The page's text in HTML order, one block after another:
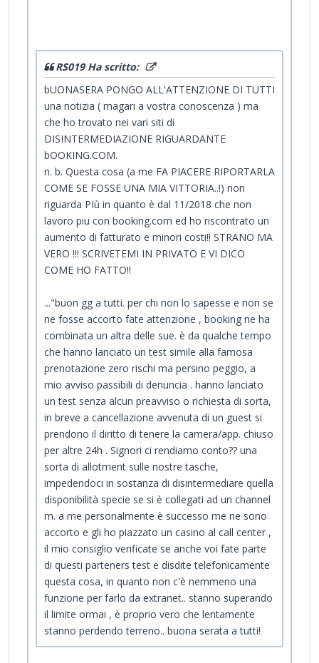
RS019 Ha scritto:
bUONASERA PONGO ALL'ATTENZIONE DI TUTTI
una notizia ( magari a vostra conoscenza ) ma
che ho trovato nei vari siti di
DISINTERMEDIAZIONE RIGUARDANTE
bOOKING.COM.
n. b. Questa cosa (a me FA PIACERE RIPORTARLA
COME SE FOSSE UNA MIA VITTORIA..!) non
riguarda PIù in quanto è dal 11/2018 che non
lavoro piu con booking.com ed ho riscontrato un
aumento di fatturato e minori costi!! STRANO MA
VERO !!! SCRIVETEMI IN PRIVATO E VI DICO
COME HO FATTO!!
..."buon gg a tutti. per chi non lo sapesse e non se
ne fosse accorto fate attenzione , booking ne ha
combinata un altra delle sue. è da qualche tempo
che hanno lanciato un test simile alla famosa
prenotazione zero rischi ma persino peggio, a
mio avviso passibili di denuncia . hanno lanciato
un test senza alcun preavviso o richiesta di sorta,
in breve a cancellazione avvenuta di un guest si
prendono il diritto di tenere la camera/app. chiuso
per altre 24h . Signori ci rendiamo conto?? una
sorta di allotment sulle nostre tasche,
impedendoci in sostanza di disintermediare quella
disponibilità specie se si è collegati ad un channel
m. a me personalmente è successo me ne sono
accorto e gli ho piazzato un casino al call center ,
il mio consiglio verificate se anche voi fate parte
di questi parteners test e disdite telefonicamente
questa cosa, in quanto non c'è nemmeno una
funzione per farlo da extranet.. stanno superando
il limite ormai , è proprio vero che lentamente
stanno perdendo terreno.. buona serata a tutti!